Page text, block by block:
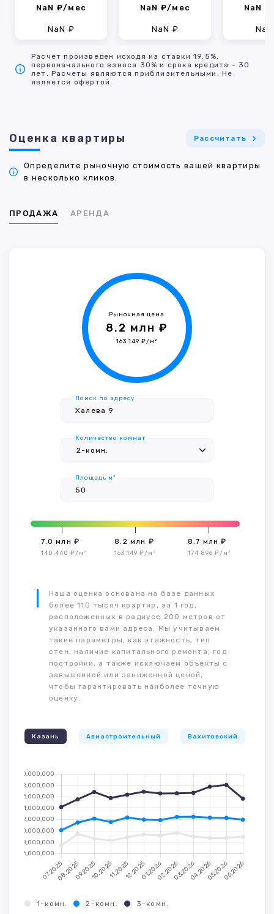
NaN ₽/мес
NaN ₽
NaN ₽/мес
NaN ₽
NaN
Расчет произведен исходя из ставки 19.5%,
первоначального взноса 30% и срока кредита - 30
лет. Расчеты являются приблизительными. Не
является офертой.
Оценка квартиры Рассчитать
Определите рыночную стоимость вашей квартиры
в несколько кликов.
ПРОДАЖА АРЕНДА
Рыночная цена
8.2 млн ₽
163 149 ₽/м²
Поиск по адресу
Количество комнат
Площадь м²
7.0 млн ₽
140 440 ₽/м²
8.2 млн ₽
163 149 ₽/м²
8.7 млн ₽
174 896 ₽/м²
Наша оценка основана на базе данных
более 110 тысяч квартир, за 1 год,
расположенных в радиусе 200 метров от
указанного вами адреса. Мы учитываем
такие параметры, как этажность, тип
стен, наличие капитального ремонта, год
постройки, а также исключаем объекты с
завышенной или заниженной ценой,
чтобы гарантировать наиболее точную
оценку.
Казань Авиастроительный Вахитовский
1-комн. 2-комн. 3-комн.